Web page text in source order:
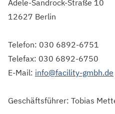
Adele-Sandrock-Straße 10
12627 Berlin
Telefon: 030 6892-6751
Telefax: 030 6892-6750
E-Mail: info@facility-gmbh.de
Geschäftsführer: Tobias